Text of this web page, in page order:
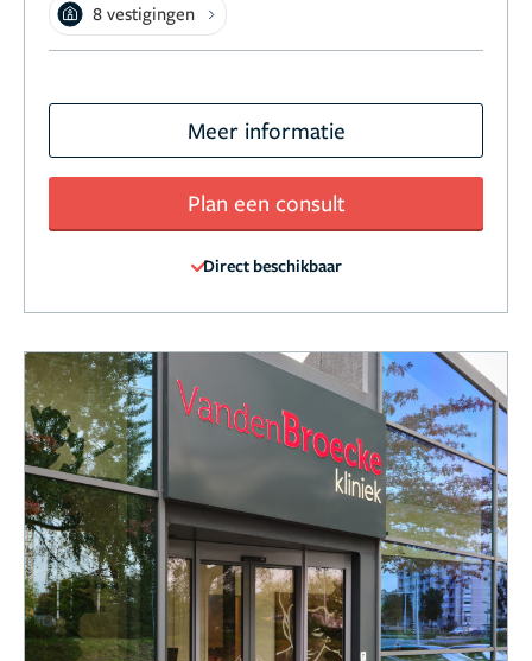
8 vestigingen
Meer informatie
Plan een consult
Direct beschikbaar